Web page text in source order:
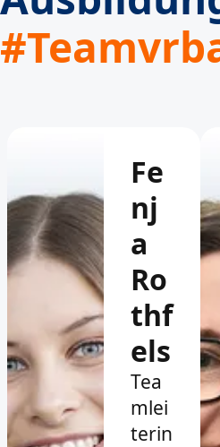
Fe
nj
a
Ro
thf
els
Tea
mlei
terin